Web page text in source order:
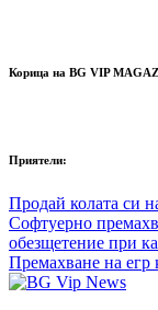
Корица на BG VIP
Приятели:
Продай колата си
Софтуерно
обезщетение при
Премахване на егр